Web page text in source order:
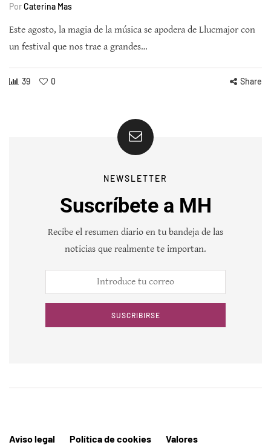
PorCaterina Mas
Este agosto, la magia de la música se apodera de Llucmajor con
un festival que nos trae a grandes…
39 0 Share
NEWSLETTER
Suscríbete a MH
Recibe el resumen diario en tu bandeja de las
noticias que realmente te importan.
SUSCRIBIRSE
Aviso legal Política de cookies Valores